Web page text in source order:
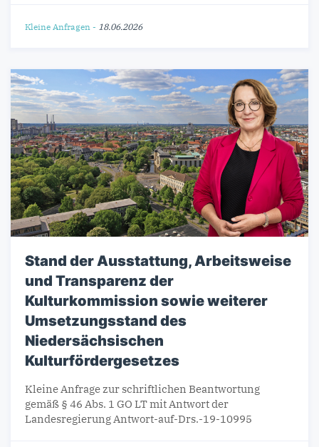
Kleine Anfragen - 18.06.2026
Stand der Ausstattung, Arbeitsweise
und Transparenz der
Kulturkommission sowie weiterer
Umsetzungsstand des
Niedersächsischen
Kulturfördergesetzes
Kleine Anfrage zur schriftlichen Beantwortung
gemäß § 46 Abs. 1 GO LT mit Antwort der
Landesregierung Antwort-auf-Drs.-19-10995